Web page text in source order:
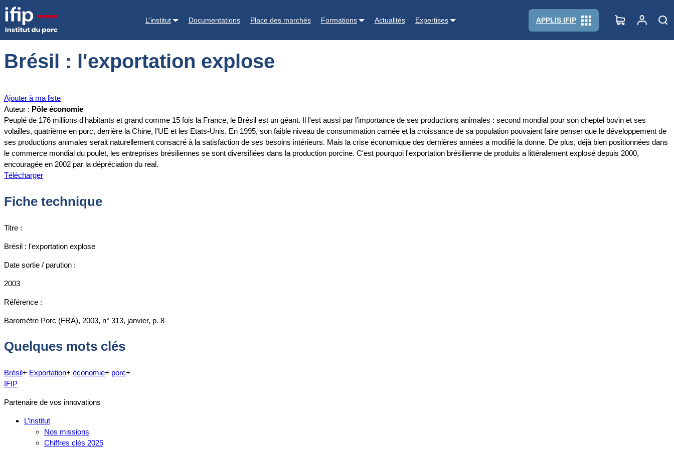
L’institut Documentations Place des marchés Formations Actualités Expertises APPLIS IFIP
Accueil Documentations
Brésil : l'exportation explose
Ajouter à ma liste
Auteur : Pôle économie
Peuplé de 176 millions d'habitants et grand comme 15 fois la France, le Brésil est un géant. Il l'est aussi par l'importance de ses productions animales : second mondial pour son cheptel bovin et ses
volailles, quatrième en porc, derrière la Chine, l'UE et les Etats-Unis. En 1995, son faible niveau de consommation carnée et la croissance de sa population pouvaient faire penser que le développement de
ses productions animales serait naturellement consacré à la satisfaction de ses besoins intérieurs. Mais la crise économique des dernières années a modifié la donne. De plus, déjà bien positionnées dans
le commerce mondial du poulet, les entreprises brésiliennes se sont diversifiées dans la production porcine. C'est pourquoi l'exportation brésilienne de produits a littéralement explosé depuis 2000,
encouragée en 2002 par la dépréciation du real.
Télécharger
Fiche technique
Titre :
Brésil : l'exportation explose
Date sortie / parution :
2003
Référence :
Baromètre Porc (FRA), 2003, n° 313, janvier, p. 8
Quelques mots clés
Brésil+ Exportation+ économie+ porc+
IFIP
Partenaire de vos innovations
L’institut
Nos missions
Chiffres clés 2025